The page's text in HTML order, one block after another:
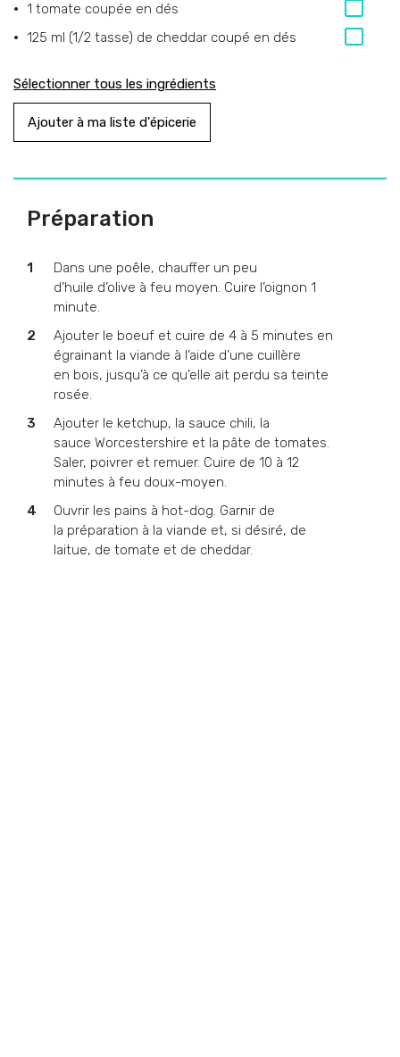
1 tomate coupée en dés
125 ml (1/2 tasse) de cheddar coupé en dés
Sélectionner tous les ingrédients
Ajouter à ma liste d'épicerie
Préparation
Dans une poêle, chauffer un peu
d’huile d’olive à feu moyen. Cuire l’oignon 1
minute.
Ajouter le boeuf et cuire de 4 à 5 minutes en
égrainant la viande à l’aide d’une cuillère
en bois, jusqu’à ce qu’elle ait perdu sa teinte
rosée.
Ajouter le ketchup, la sauce chili, la
sauce Worcestershire et la pâte de tomates.
Saler, poivrer et remuer. Cuire de 10 à 12
minutes à feu doux-moyen.
Ouvrir les pains à hot-dog. Garnir de
la préparation à la viande et, si désiré, de
laitue, de tomate et de cheddar.